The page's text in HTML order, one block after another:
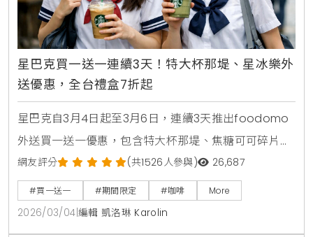
星巴克買一送一連續3天！特大杯那堤、星冰樂外
送優惠，全台禮盒7折起
星巴克自3月4日起至3月6日，連續3天推出foodomo
外送買一送一優惠，包含特大杯那堤、焦糖可可碎片星
冰樂等指定品項。全台門市同步祭出指定禮盒7折活
動，多款熱銷餅乾與點心罐限時下殺，讓您在雨天也能
輕鬆享受咖啡時光。
網友評分 (共1526人參與) 26,687
#買一送一 #期間限定 #咖啡 More
2026/03/04 編輯 凱洛琳 Karolin